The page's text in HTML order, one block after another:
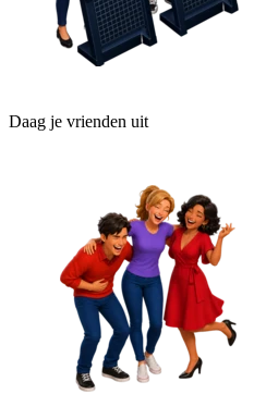
Daag je vrienden uit